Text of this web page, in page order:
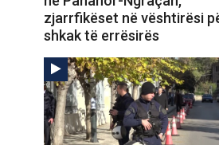
zjarrfikëset në vështirësi
shkak të errësirës